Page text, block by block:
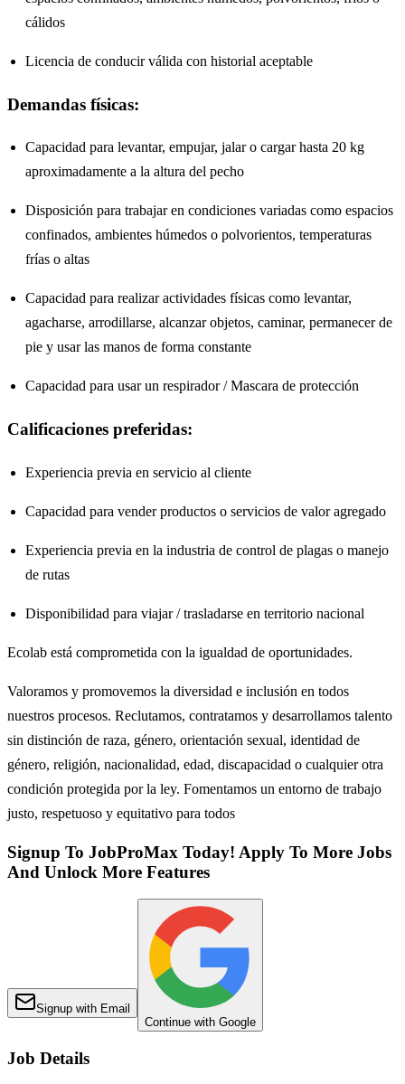
cálidos
Licencia de conducir válida con historial aceptable
Demandas físicas:
Capacidad para levantar, empujar, jalar o cargar hasta 20 kg
aproximadamente a la altura del pecho
Disposición para trabajar en condiciones variadas como espacios
confinados, ambientes húmedos o polvorientos, temperaturas
frías o altas
Capacidad para realizar actividades físicas como levantar,
agacharse, arrodillarse, alcanzar objetos, caminar, permanecer de
pie y usar las manos de forma constante
Capacidad para usar un respirador / Mascara de protección
Calificaciones preferidas:
Experiencia previa en servicio al cliente
Capacidad para vender productos o servicios de valor agregado
Experiencia previa en la industria de control de plagas o manejo
de rutas
Disponibilidad para viajar / trasladarse en territorio nacional
Ecolab está comprometida con la igualdad de oportunidades.
Valoramos y promovemos la diversidad e inclusión en todos
nuestros procesos. Reclutamos, contratamos y desarrollamos talento
sin distinción de raza, género, orientación sexual, identidad de
género, religión, nacionalidad, edad, discapacidad o cualquier otra
condición protegida por la ley. Fomentamos un entorno de trabajo
justo, respetuoso y equitativo para todos
Signup To JobProMax Today! Apply To More Jobs
And Unlock More Features
Signup with Email
Continue with Google
Job Details